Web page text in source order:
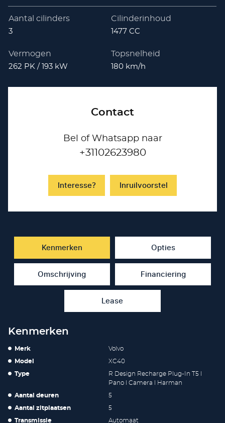
Aantal cilinders
3
Cilinderinhoud
1477 CC
Vermogen
262 PK / 193 kW
Topsnelheid
180 km/h
Contact
Bel of Whatsapp naar
+31102623980
Interesse? Inruilvoorstel
Kenmerken Opties
Omschrijving Financiering
Lease
Kenmerken
Merk Volvo
Model XC40
Type
R Design Recharge Plug-In T5 l
Pano l Camera l Harman
Aantal deuren 5
Aantal zitplaatsen 5
Transmissie Automaat